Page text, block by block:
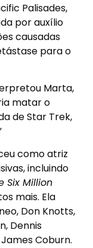
Palisades,
por auxílio
causadas
para o
Marta,
matar o
de Star Trek,
como atriz
incluindo
Six Million
mais. Ela
Don Knotts,
Dennis
Coburn.